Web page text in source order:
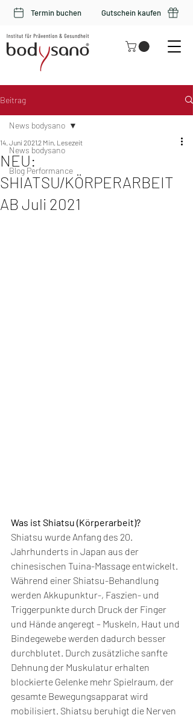
Termin buchen Gutschein kaufen
Beitrag
News bodysano
Blog Performance
News bodysano
NEU:
SHIATSU/KÖRPERARBEIT
AB Juli 2021
14. Juni 20212 Min. Lesezeit
Was ist Shiatsu (Körperarbeit)?
Shiatsu wurde Anfang des 20.
Jahrhunderts in Japan aus der
chinesischen Tuina-Massage entwickelt.
Während einer Shiatsu-Behandlung
werden Akkupunktur-, Faszien- und
Triggerpunkte durch Druck der Finger
und Hände angeregt – Muskeln, Haut und
Bindegewebe werden dadurch besser
durchblutet. Durch zusätzliche sanfte
Dehnung der Muskulatur erhalten
blockierte Gelenke mehr Spielraum, der
gesamte Bewegungsapparat wird
mobilisiert. Shiatsu beruhigt die Nerven